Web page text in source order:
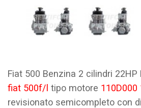
Fiat 500 Benzina 2 cilindri
fiat 500f/l tipo motore 110D000
revisionato semicompleto con